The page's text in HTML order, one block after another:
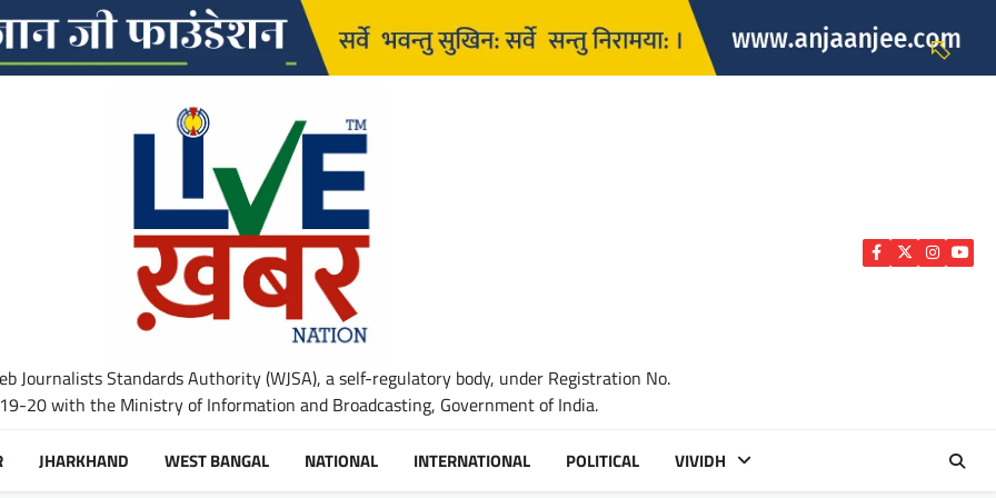
Journalists Standards Authority (WJSA), a self-regulatory body, under Registration No.
20 with the Ministry of Information and Broadcasting, Government of India.
Facebook
Twitter
JHARKHAND WEST BANGAL NATIONAL INTERNATIONAL POLITICAL VIVIDH